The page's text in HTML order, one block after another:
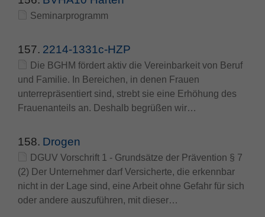
Seminarprogramm
157. 2214-1331c-HZP
Die BGHM fördert aktiv die Vereinbarkeit von Beruf
und Familie. In Bereichen, in denen Frauen
unterrepräsentiert sind, strebt sie eine Erhöhung des
Frauenanteils an. Deshalb begrüßen wir…
158. Drogen
DGUV Vorschrift 1 - Grundsätze der Prävention § 7
(2) Der Unternehmer darf Versicherte, die erkennbar
nicht in der Lage sind, eine Arbeit ohne Gefahr für sich
oder andere auszuführen, mit dieser…
Zweck